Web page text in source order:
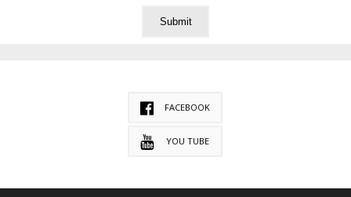
FACEBOOK
YOU TUBE